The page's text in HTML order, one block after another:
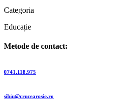
Categoria
Educație
Metode de contact:
0741.118.975
sibiu@crucearosie.ro